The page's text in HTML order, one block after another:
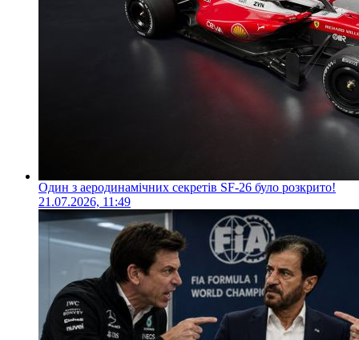
Один з аеродинамічних секретів SF-26 було розкрито!
21.07.2026, 11:49